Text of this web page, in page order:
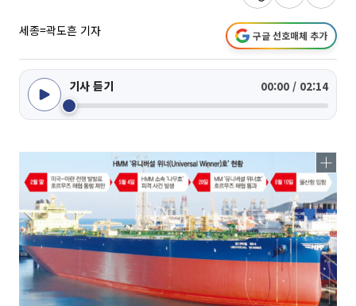
세종=곽도흔 기자 구글 선호매체 추가
기사 듣기 00:00 / 02:14